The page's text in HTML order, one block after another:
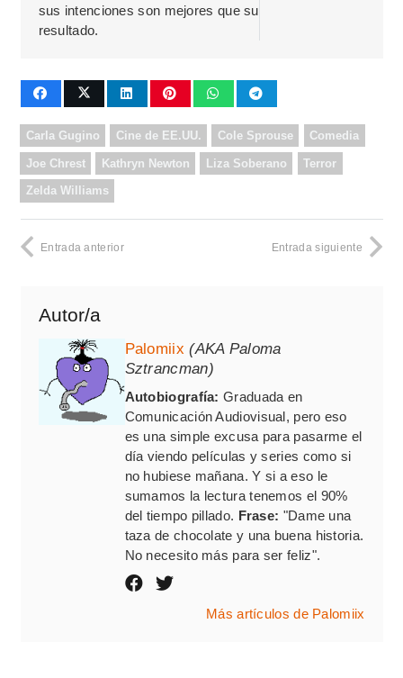
sus intenciones son mejores que su
resultado.
Carla Gugino Cine de EE.UU. Cole Sprouse Comedia
Joe Chrest Kathryn Newton Liza Soberano Terror
Zelda Williams
Entrada anterior Entrada siguiente
Autor/a
Palomiix (AKA Paloma
Sztrancman)
Autobiografía: Graduada en
Comunicación Audiovisual, pero eso
es una simple excusa para pasarme el
día viendo películas y series como si
no hubiese mañana. Y si a eso le
sumamos la lectura tenemos el 90%
del tiempo pillado. Frase: "Dame una
taza de chocolate y una buena historia.
No necesito más para ser feliz".
Más artículos de Palomiix